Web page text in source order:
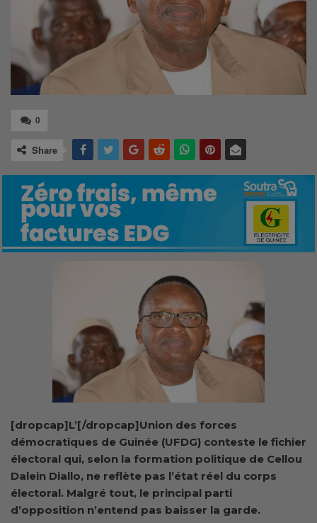
0
Share
[dropcap]L’[/dropcap]Union des forces
démocratiques de Guinée (UFDG) conteste le fichier
électoral qui, selon la formation politique de Cellou
Dalein Diallo, ne reflète pas l’état réel du corps
électoral. Malgré tout, le principal parti
d’opposition n’entend pas baisser la garde.